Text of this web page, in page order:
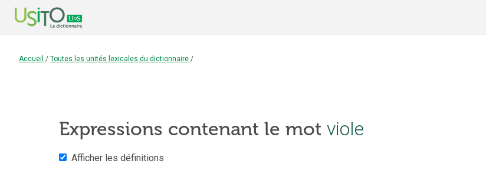
Accueil / Toutes les unités lexicales du dictionnaire /
Expressions contenant le mot viole
Afficher les définitions